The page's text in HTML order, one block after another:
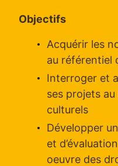
Objectifs
Acquérir les
au référentiel
Interroger et
ses projets
culturels
Développer
et
oeuvre des